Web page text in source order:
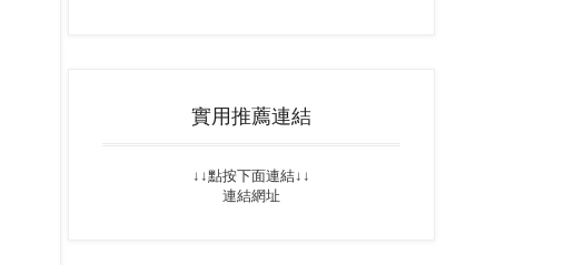
實用推薦連結
↓↓點按下面連結↓↓
連結網址